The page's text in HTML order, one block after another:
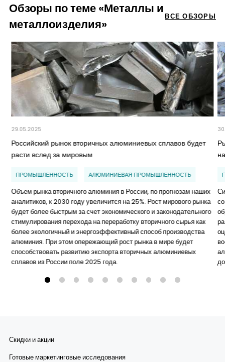
Обзоры по теме «Металлы и
металлоизделия»
ВСЕ ОБЗОРЫ
29.05.2025
Российский рынок вторичных алюминиевых сплавов будет
расти вслед за мировым
ПРОМЫШЛЕННОСТЬ АЛЮМИНИЕВАЯ ПРОМЫШЛЕННОСТЬ
Объем рынка вторичного алюминия в России, по прогнозам наших
аналитиков, к 2030 году увеличится на 25%. Рост мирового рынка
будет более быстрым за счет экономического и законодательного
стимулирования перехода на переработку вторичного сырья как
более экологичный и энергоэффективный способ производства
алюминия. При этом опережающий рост рынка в мире будет
способствовать развитию экспорта вторичных алюминиевых
сплавов из России поле 2025 года.
Скидки и акции
Готовые маркетинговые исследования